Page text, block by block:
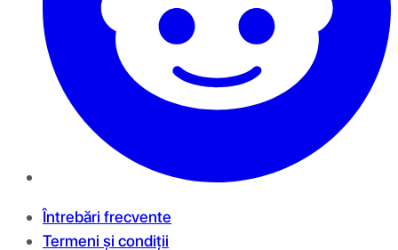
Întrebări frecvente
Termeni și condiții